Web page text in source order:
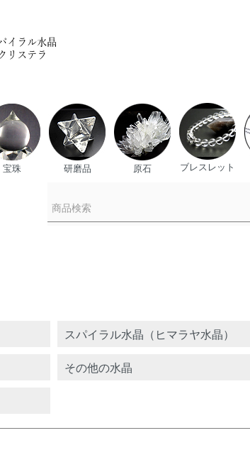
宝珠 研磨品 原石 ブレスレット
スパイラル水晶（ヒマラヤ水晶）
その他の水晶